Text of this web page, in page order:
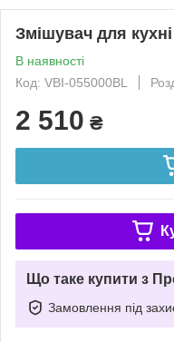
Змішувач для
В наявності
Код: VBI-055000BL
2 510 ₴
Що таке купити з
Замовлення під